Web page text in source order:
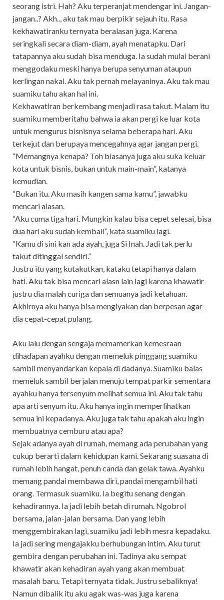
seorang istri. Hah? Aku terperanjat mendengar ini. Jangan-
jangan..? Akh.., aku tak mau berpikir sejauh itu. Rasa
kekhawatiranku ternyata beralasan juga. Karena
seringkali secara diam-diam, ayah menatapku. Dari
tatapannya aku sudah bisa menduga. Ia sudah mulai berani
menggodaku meski hanya berupa senyuman ataupun
kerlingan nakal. Aku tak pernah melayaninya. Aku tak mau
suamiku tahu akan hal ini.
Kekhawatiran berkembang menjadi rasa takut. Malam itu
suamiku memberitahu bahwa ia akan pergi ke luar kota
untuk mengurus bisnisnya selama beberapa hari. Aku
terkejut dan berupaya mencegahnya agar jangan pergi.
“Memangnya kenapa? Toh biasanya juga aku suka keluar
kota untuk bisnis, bukan untuk main-main”, katanya
kemudian.
“Bukan itu. Aku masih kangen sama kamu”, jawabku
mencari alasan.
“Aku cuma tiga hari. Mungkin kalau bisa cepet selesai, bisa
dua hari aku sudah kembali”, kata suamiku lagi.
“Kamu di sini kan ada ayah, juga Si Inah. Jadi tak perlu
takut ditinggal sendiri.”
Justru itu yang kutakutkan, kataku tetapi hanya dalam
hati. Aku tak bisa mencari alasn lain lagi karena khawatir
justru dia malah curiga dan semuanya jadi ketahuan.
Akhirnya aku hanya bisa mengiyakan dan berpesan agar
dia cepat-cepat pulang.
Aku lalu dengan sengaja memamerkan kemesraan
dihadapan ayahku dengan memeluk pinggang suamiku
sambil menyandarkan kepala di dadanya. Suamiku balas
memeluk sambil berjalan menuju tempat parkir sementara
ayahku hanya tersenyum melihat semua ini. Aku tak tahu
apa arti senyum itu. Aku hanya ingin memperlihatkan
semua ini kepadanya. Aku juga tak tahu apakah aku ingin
membuatnya cemburu atau apa?
Sejak adanya ayah di rumah, memang ada perubahan yang
cukup berarti dalam kehidupan kami. Sekarang suasana di
rumah lebih hangat, penuh canda dan gelak tawa. Ayahku
memang pandai membawa diri, pandai mengambil hati
orang. Termasuk suamiku. Ia begitu senang dengan
kehadirannya. Ia jadi lebih betah di rumah. Ngobrol
bersama, jalan-jalan bersama. Dan yang lebih
menggembirakan lagi, suamiku jadi lebih mesra kepadaku.
Ia jadi sering mengajakku berhubungan intim. Aku turut
gembira dengan perubahan ini. Tadinya aku sempat
khawatir akan kehadiran ayah yang akan membuat
masalah baru. Tetapi ternyata tidak. Justru sebaliknya!
Namun dibalik itu aku agak was-was juga karena